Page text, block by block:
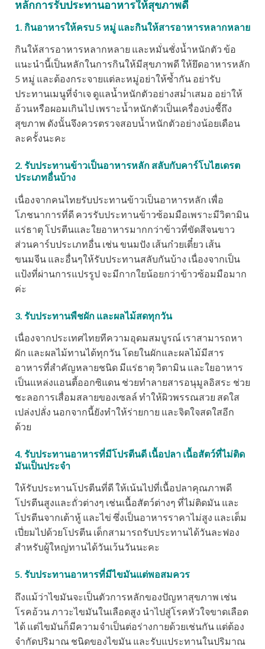
หลักการรับประทานอาหารให้สุขภาพดี
1. กินอาหารให้ครบ 5 หมู่ และกินให้สารอาหารหลากหลาย
กินให้สารอาหารหลากหลาย และหมั่นชั่งน้ำหนักตัว ข้อ
แนะนำนี้เป็นหลักในการกินให้มีสุขภาพดี ให้ยึดอาหารหลัก
5 หมู่ และต้องกระจายแต่ละหมู่อย่าให้ซ้ำกัน อย่ารับ
ประทานเมนูที่จำเจ ดูแลน้ำหนักตัวอย่างสม่ำเสมอ อย่าให้
อ้วนหรือผอมเกินไป เพราะน้ำหนักตัวเป็นเครื่องบ่งชี้ถึง
สุขภาพ ดังนั้นจึงควรตรวจสอบน้ำหนักตัวอย่างน้อยเดือน
ละครั้งนะคะ
2. รับประทานข้าวเป็นอาหารหลัก สลับกับคาร์โบไฮเดรต
ประเภทอื่นบ้าง
เนื่องจากคนไทยรับประทานข้าวเป็นอาหารหลัก เพื่อ
โภชนาการที่ดี ควรรับประทานข้าวซ้อมมือเพราะมีวิตามิน
แร่ธาตุ โปรตีนและใยอาหารมากกว่าข้าวที่ขัดสีจนขาว
ส่วนคาร์บประเภทอื่น เช่น ขนมปัง เส้นก๋วยเตี๋ยว เส้น
ขนมจีน และอื่นๆให้รับประทานสลับกันบ้าง เนื่องจากเป็น
แป้งที่ผ่านการแปรรูป จะมีกากใยน้อยกว่าข้าวซ้อมมือมาก
ค่ะ
3. รับประทานพืชผัก และผลไม้สดทุกวัน
เนื่องจากประเทศไทยทีความอุดมสมบูรณ์ เราสามารถหา
ผัก และผลไม้ทานได้ทุกวัน โดยในผักและผลไม้มีสาร
อาหารที่สำคัญหลายชนิด มีแร่ธาตุ วิตามิน และใยอาหาร
เป็นแหล่งแอนตี้ออกซิแดน ช่วยทำลายสารอนุมูลอิสระ ช่วย
ชะลอการเสื่อมสลายของเซลล์ ทำให้ผิวพรรณสวย สดใส
เปล่งปลั่ง นอกจากนี้ยังทำให้ร่ายกาย และจิตใจสดใสอีก
ด้วย
4. รับประทานอาหารที่มีโปรตีนดี เนื้อปลา เนื้อสัตว์ที่ไม่ติด
มันเป็นประจำ
ให้รับประทานโปรตีนที่ดี ให้เน้นไปที่เนื้อปลาคุณภาพดี
โปรตีนสูงและถั่วต่างๆ เช่นเนื้อสัตว์ต่างๆ ที่ไม่ติดมัน และ
โปรตีนจากเต้าหู้ และไข่ ซึ่งเป็นอาหารราคาไม่สูง และเต็ม
เปี่ยมไปด้วยโปรตีน เด็กสามารถรับประทานได้วันละฟอง
สำหรับผู้ใหญ่ทานได้วันเว้นวันนะคะ
5. รับประทานอาหารที่มีไขมันแต่พอสมควร
ถึงแม้ว่าไขมันจะเป็นตัวการหลักของปัญหาสุขภาพ เช่น
โรคอ้วน ภาวะไขมันในเลือดสูง นำไปสู่โรคหัวใจขาดเลือด
ได้ แต่ไขมันก็มีความจำเป็นต่อร่างกายด้วยเช่นกัน แต่ต้อง
จำกัดปริมาณ ชนิดของไขมัน และรับแประทานในปริมาณ